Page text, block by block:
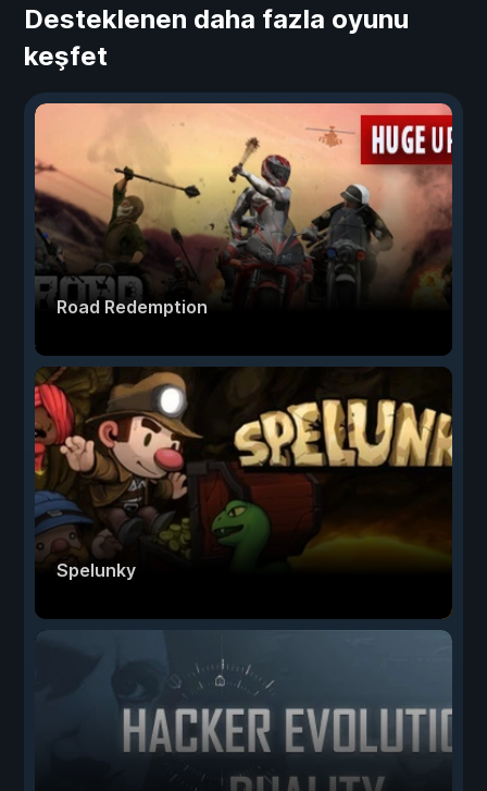
Desteklenen daha fazla oyunu
keşfet
Road Redemption
Spelunky